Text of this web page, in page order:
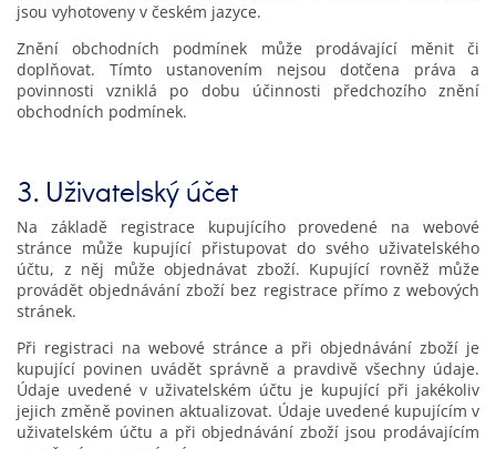
jsou vyhotoveny v českém jazyce.
Znění obchodních podmínek může prodávající měnit či
doplňovat. Tímto ustanovením nejsou dotčena práva a
povinnosti vzniklá po dobu účinnosti předchozího znění
obchodních podmínek.
3. Uživatelský účet
Na základě registrace kupujícího provedené na webové
stránce může kupující přistupovat do svého uživatelského
účtu, z něj může objednávat zboží. Kupující rovněž může
provádět objednávání zboží bez registrace přímo z webových
stránek.
Při registraci na webové stránce a při objednávání zboží je
kupující povinen uvádět správně a pravdivě všechny údaje.
Údaje uvedené v uživatelském účtu je kupující při jakékoliv
jejich změně povinen aktualizovat. Údaje uvedené kupujícím v
uživatelském účtu a při objednávání zboží jsou prodávajícím